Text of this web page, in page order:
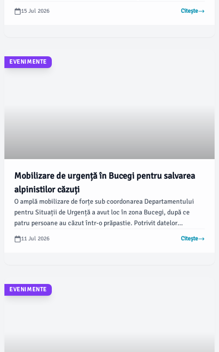
municipiu. Această intervenție are loc în plină desfășurare, dar
autoritățile nu au oferit încă informații despre natura exactă a
15 Jul 2026 Citește
EVENIMENTE
Mobilizare de urgență în Bucegi pentru salvarea
alpinistilor căzuți
O amplă mobilizare de forțe sub coordonarea Departamentului
pentru Situații de Urgență a avut loc în zona Bucegi, după ce
patru persoane au căzut într-o prăpastie. Potrivit datelor
comunicate de Inspectoratul pentru Situații de Urgență (ISU)
Prahova, în sprijinul salvatorilor vor interveni două elicoptere, iar
11 Jul 2026 Citește
EVENIMENTE